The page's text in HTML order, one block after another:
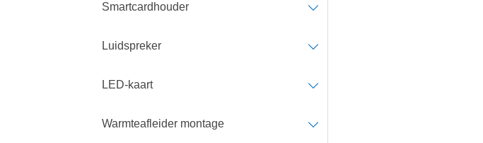
Smartcardhouder
Luidspreker
LED-kaart
Warmteafleider montage